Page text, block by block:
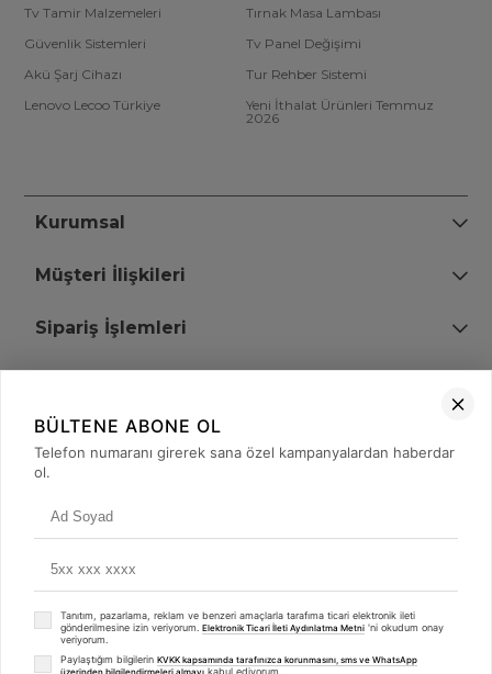
Tv Tamir Malzemeleri
Tırnak Masa Lambası
Güvenlik Sistemleri
Tv Panel Değişimi
Akü Şarj Cihazı
Tur Rehber Sistemi
Lenovo Lecoo Türkiye
Yeni İthalat Ürünleri Temmuz
2026
Kurumsal
Müşteri İlişkileri
Sipariş İşlemleri
+90 (850) 473 08 08
BÜLTENE ABONE OL
Telefon numaranı girerek sana özel kampanyalardan haberdar
ol.
Tanıtım, pazarlama, reklam ve benzeri amaçlarla tarafıma ticari elektronik ileti
gönderilmesine izin veriyorum. Elektronik Ticari İleti Aydınlatma Metni 'ni okudum onay
veriyorum.
Paylaştığım bilgilerin KVKK kapsamında tarafınızca korunmasını, sms ve WhatsApp
üzerinden bilgilendirmeleri almayı kabul ediyorum.